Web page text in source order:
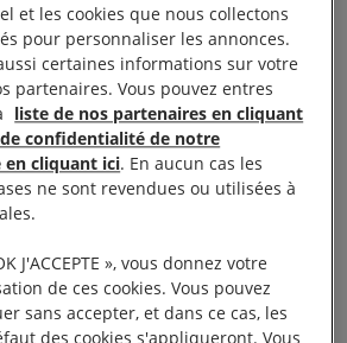
complète de responsabilités.
a fait au moins 236 morts, plus
et dévasté de vastes zones de la
les plus grosses explosions
l’histoire.
cours des cinq dernières années
rendent des comptes, les
n’ont pas fait aboutir d’enquête
et les cookies que nous collectons
pour personnaliser les annonces.
certaines informations sur votre
partenaires. Vous pouvez entres
liste de nos partenaires en cliquant
confidentialité de notre
en cliquant ici. En aucun cas les
ne sont revendues ou utilisées à
J'ACCEPTE », vous donnez votre
de ces cookies. Vous pouvez
sans accepter, et dans ce cas, les
des cookies s'appliqueront. Vous